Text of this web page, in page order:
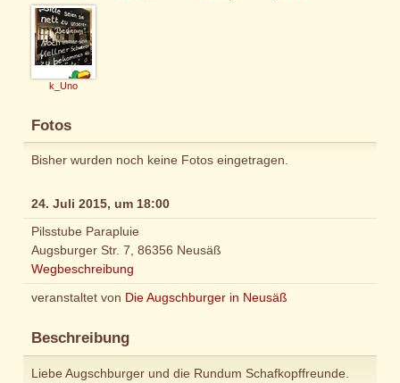
k_Uno
Fotos
Bisher wurden noch keine Fotos eingetragen.
24. Juli 2015, um 18:00
Pilsstube Parapluie
Augsburger Str. 7, 86356 Neusäß
Wegbeschreibung
veranstaltet von Die Augschburger in Neusäß
Beschreibung
Liebe Augschburger und die Rundum Schafkopffreunde.